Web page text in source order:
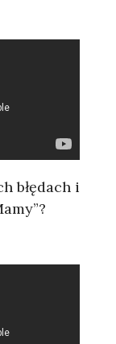
błędach i